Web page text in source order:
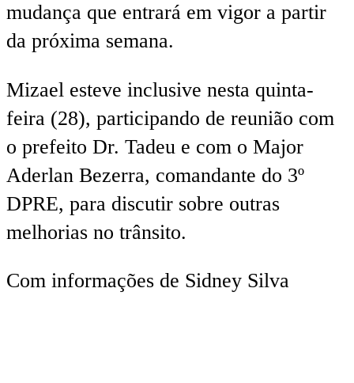
mudança que entrará em vigor a partir
da próxima semana.
Mizael esteve inclusive nesta quinta-
feira (28), participando de reunião com
o prefeito Dr. Tadeu e com o Major
Aderlan Bezerra, comandante do 3º
DPRE, para discutir sobre outras
melhorias no trânsito.
Com informações de Sidney Silva